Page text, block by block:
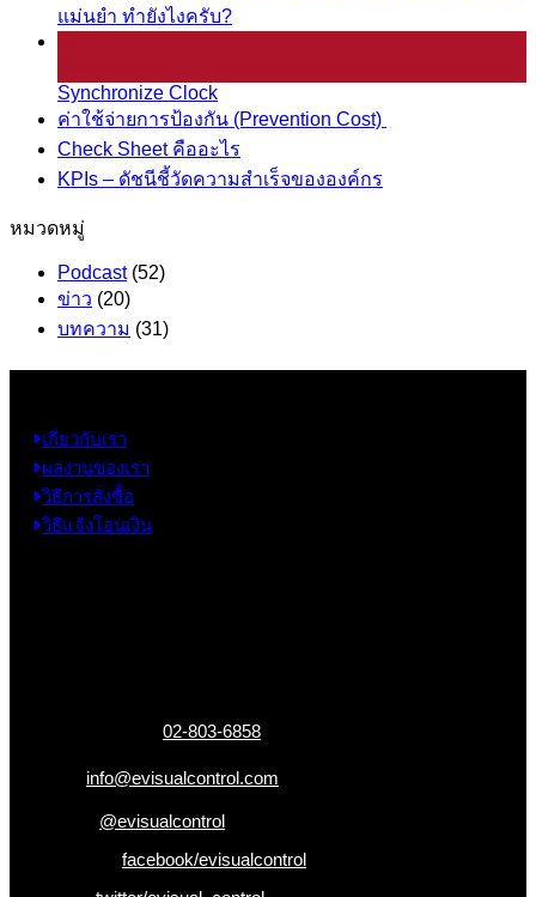
แม่นยำ ทำยังไงครับ?
Synchronize Clock
ค่าใช้จ่ายการป้องกัน (Prevention Cost)
Check Sheet คืออะไร
KPIs – ดัชนีชี้วัดความสำเร็จขององค์กร
หมวดหมู่
Podcast(52)
ข่าว (20)
บทความ (31)
เกี่ยวกับเรา
ผลงานของเรา
วิธีการสั่งซื้อ
วิธีแจ้งโอนเงิน
02-803-6858
info@evisualcontrol.com
@evisualcontrol
facebook/evisualcontrol